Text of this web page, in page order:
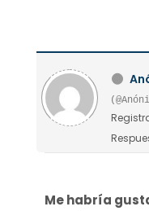
Me habría